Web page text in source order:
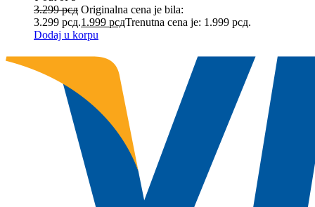
3.299рсд Originalna cena je bila:
3.299 рсд.1.999 рсдTrenutna cena je: 1.999 рсд.
Dodaj u korpu